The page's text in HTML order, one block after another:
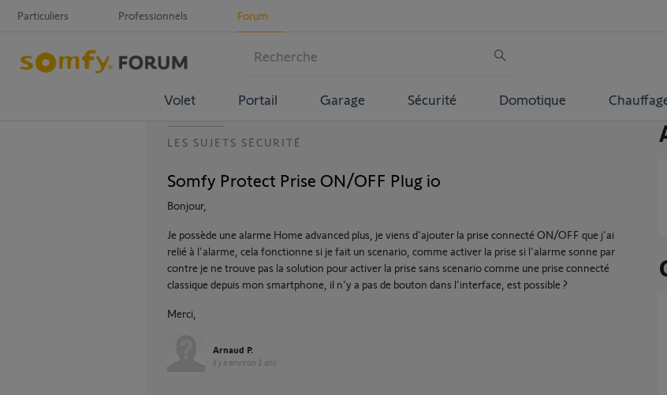
Particuliers Professionnels Forum
Volet Portail Garage Sécurité Domotique
LES SUJETS SÉCURITÉ
Somfy Protect Prise ON/OFF Plug io
Bonjour,
Je possède une alarme Home advanced plus, je viens d'ajouter la prise connecté ON/OFF que j'ai
relié à l'alarme, cela fonctionne si je fait un scenario, comme activer la prise si l'alarme sonne par
contre je ne trouve pas la solution pour activer la prise sans scenario comme une prise connecté
classique depuis mon smartphone, il n'y a pas de bouton dans l'interface, est possible ?
Merci,
Arnaud P.
il y a environ 2 ans